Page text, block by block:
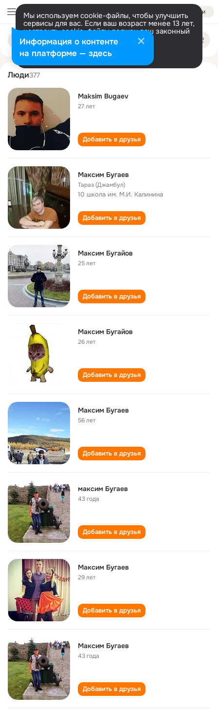
Войти
Мы используем cookie-файлы, чтобы улучшить
сервисы для вас. Если ваш возраст менее 13 лет,
настроить cookie-файлы должен ваш законный
представитель. Больше информации
Разрешить все Настроить
Поиск
людям
maksim bugaev
Люди377
Maksim Bugaev
27 лет
Добавить в друзья
Максим Бугаев
Тараз (Джамбул)
10 школа им. М.И. Калинина
Добавить в друзья
Максим Бугайов
25 лет
Добавить в друзья
Максим Бугайов
26 лет
Добавить в друзья
Максим Бугаев
56 лет
Добавить в друзья
максим Бугаев
43 года
Добавить в друзья
Максим Бугаев
29 лет
Добавить в друзья
Максим Бугаев
43 года
Добавить в друзья
Информация о контенте
на платформе — здесь